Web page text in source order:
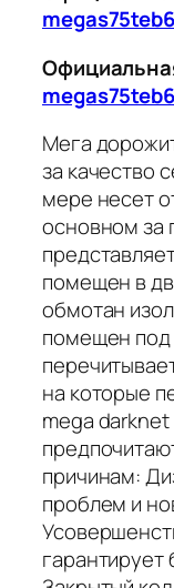
Мега
за качество
мере несет
основном за
помещен в
обмотан
помещен
на которые
mega
причинам:
проблем и